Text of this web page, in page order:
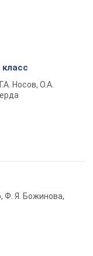
Носов, О.А.
Ф. Я. Божинова,